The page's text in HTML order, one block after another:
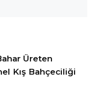
Üreten
Kış Bahçeciliği